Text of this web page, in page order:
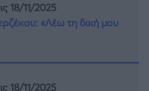
18/11/2025
«Λέω τη δική μου
18/11/2025